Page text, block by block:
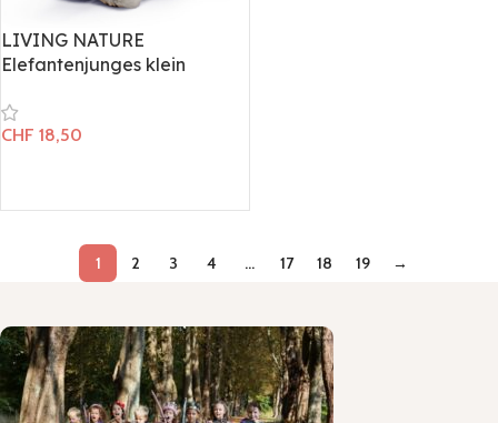
LIVING NATURE
Elefantenjunges klein
CHF 18,50
1 2 3 4 … 17 18 19 →